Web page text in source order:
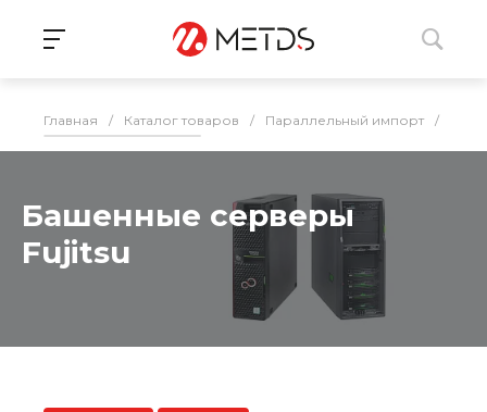
Главная / Каталог товаров / Параллельный импорт /
Башенные серверы
Fujitsu